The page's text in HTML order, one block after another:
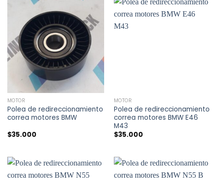
MOTOR
Polea de redireccionamiento
correa motores BMW
$35.000
MOTOR
Polea de redireccionamiento
correa motores BMW E46
M43
$35.000